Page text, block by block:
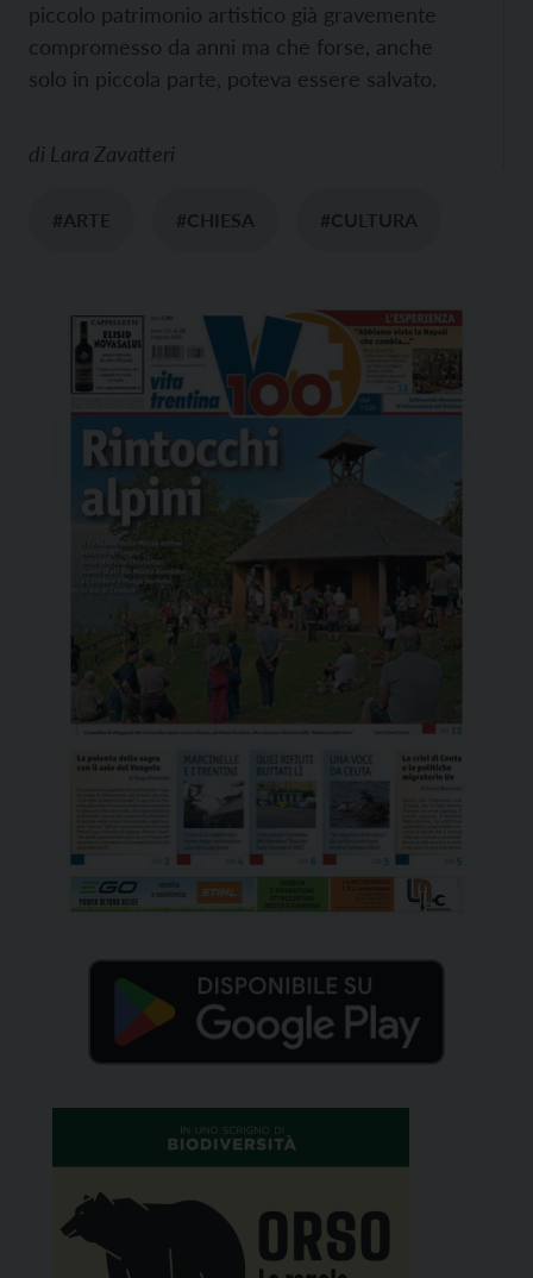
piccolo patrimonio artistico già gravemente
compromesso da anni ma che forse, anche
solo in piccola parte, poteva essere salvato.
di Lara Zavatteri
#ARTE #CHIESA #CULTURA